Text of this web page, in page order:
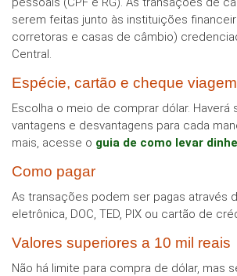
serem feitas junto às instituições
corretoras e casas de câmbio)
Central.
Espécie, cartão e cheque viagem
Escolha o meio de comprar dólar. Haverá
vantagens e desvantagens para cada
mais, acesse o guia de como levar
Como pagar
As transações podem ser pagas através
eletrônica, DOC, TED, PIX ou cartão de
Valores superiores a 10 mil reais
Não há limite para compra de dólar, mas